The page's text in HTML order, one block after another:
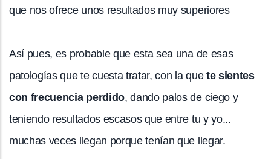
que nos ofrece unos resultados muy superiores
Así pues, es probable que esta sea una de esas
patologías que te cuesta tratar, con la que te sientes
con frecuencia perdido, dando palos de ciego y
teniendo resultados escasos que entre tu y yo...
muchas veces llegan porque tenían que llegar.